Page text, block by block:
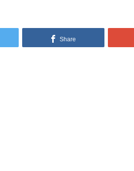
Share